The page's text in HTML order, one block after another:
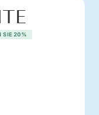
SIE 20%